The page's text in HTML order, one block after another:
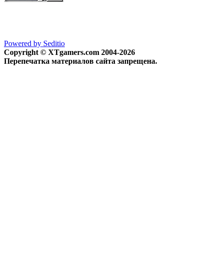
Powered by Seditio
Copyright © XTgamers.com 2004-2026
Перепечатка материалов сайта запрещена.